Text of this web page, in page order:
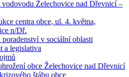
vodovodu Želechovice nad Dřevnicí –
centra obce, ul. 4. května,
n/Dř.
v sociální oblasti
a legislativa
obce Želechovice nad Dřevnicí
štábu obce